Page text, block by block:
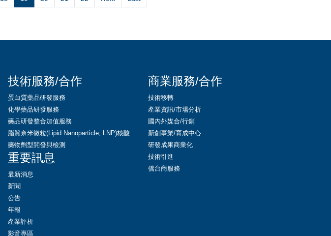
技術服務/合作
蛋白質藥品研發服務
化學藥品研發服務
藥品研發整合加值服務
脂質奈米微粒(Lipid Nanoparticle, LNP)核酸
藥物劑型開發與檢測
重要訊息
最新消息
新聞
公告
年報
產業評析
影音專區
商業服務/合作
技術移轉
產業資訊/市場分析
國內外媒合/行銷
新創事業/育成中心
研發成果商業化
技術引進
僑台商服務